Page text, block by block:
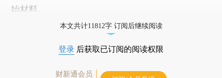
始材料。
本文共计11812字 订阅后继续阅读
登录 后获取已订阅的阅读权限
财新通会员